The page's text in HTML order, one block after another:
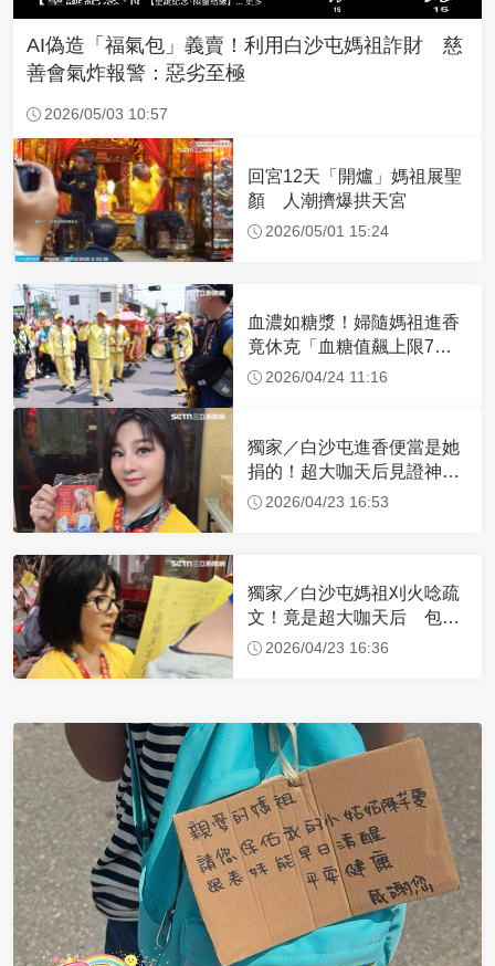
AI偽造「福氣包」義賣！利用白沙屯媽祖詐財 慈
善會氣炸報警：惡劣至極
2026/05/03 10:57
回宮12天「開爐」媽祖展聖
顏 人潮擠爆拱天宮
2026/05/01 15:24
血濃如糖漿！婦隨媽祖進香
竟休克「血糖值飆上限7
倍」 醫曝原因
2026/04/24 11:16
獨家／白沙屯進香便當是她
捐的！超大咖天后見證神
蹟 一靠近媽祖就爆哭
2026/04/23 16:53
獨家／白沙屯媽祖刈火唸疏
文！竟是超大咖天后 包尿
布忍尿5小時不喊累
2026/04/23 16:36